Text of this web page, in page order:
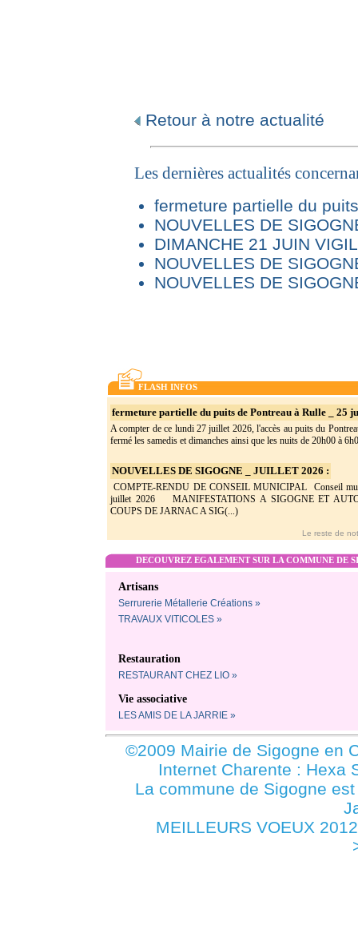
Retour à notre actualité
Les dernières actualités
fermeture partielle du
NOUVELLES DE
DIMANCHE 21 JUIN
NOUVELLES DE
NOUVELLES DE
FLASH INFOS
fermeture partielle du puits de Pontreau à Rulle _ 25
A compter de ce lundi 27 juillet 2026, l'accès au puits du
fermé les samedis et dimanches ainsi que les nuits de 20h00 à
NOUVELLES DE SIGOGNE _ JUILLET 2026 :
COMPTE-RENDU DE CONSEIL MUNICIPAL Conseil
juillet 2026 MANIFESTATIONS A SIGOGNE ET
COUPS DE JARNAC A SIG(...)
Le reste de
DECOUVREZ EGALEMENT SUR LA COMMUNE DE
Artisans
Serrurerie Métallerie Créations »
TRAVAUX VITICOLES »
Restauration
RESTAURANT CHEZ LIO »
Vie associative
LES AMIS DE LA JARRIE »
©2009 Mairie de Sigogne en
Internet Charente : Hexa
La commune de Sigogne
MEILLEURS VOEUX